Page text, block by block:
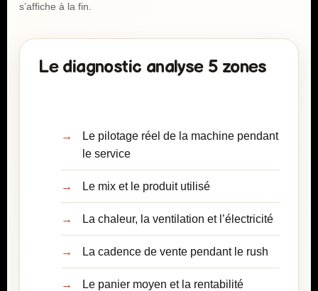
s’affiche à la fin.
Le diagnostic analyse 5 zones
Le pilotage réel de la machine pendant
le service
Le mix et le produit utilisé
La chaleur, la ventilation et l’électricité
La cadence de vente pendant le rush
Le panier moyen et la rentabilité